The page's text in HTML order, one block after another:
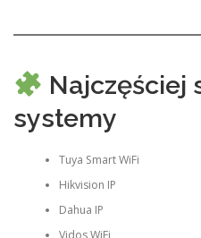
Najczęściej
systemy
Tuya Smart WiFi
Hikvision IP
Dahua IP